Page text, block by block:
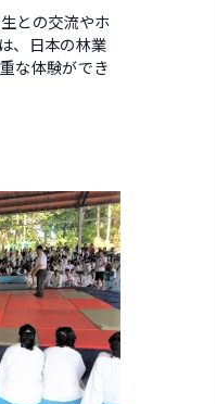
との交流やホ
、日本の林業
な体験ができ